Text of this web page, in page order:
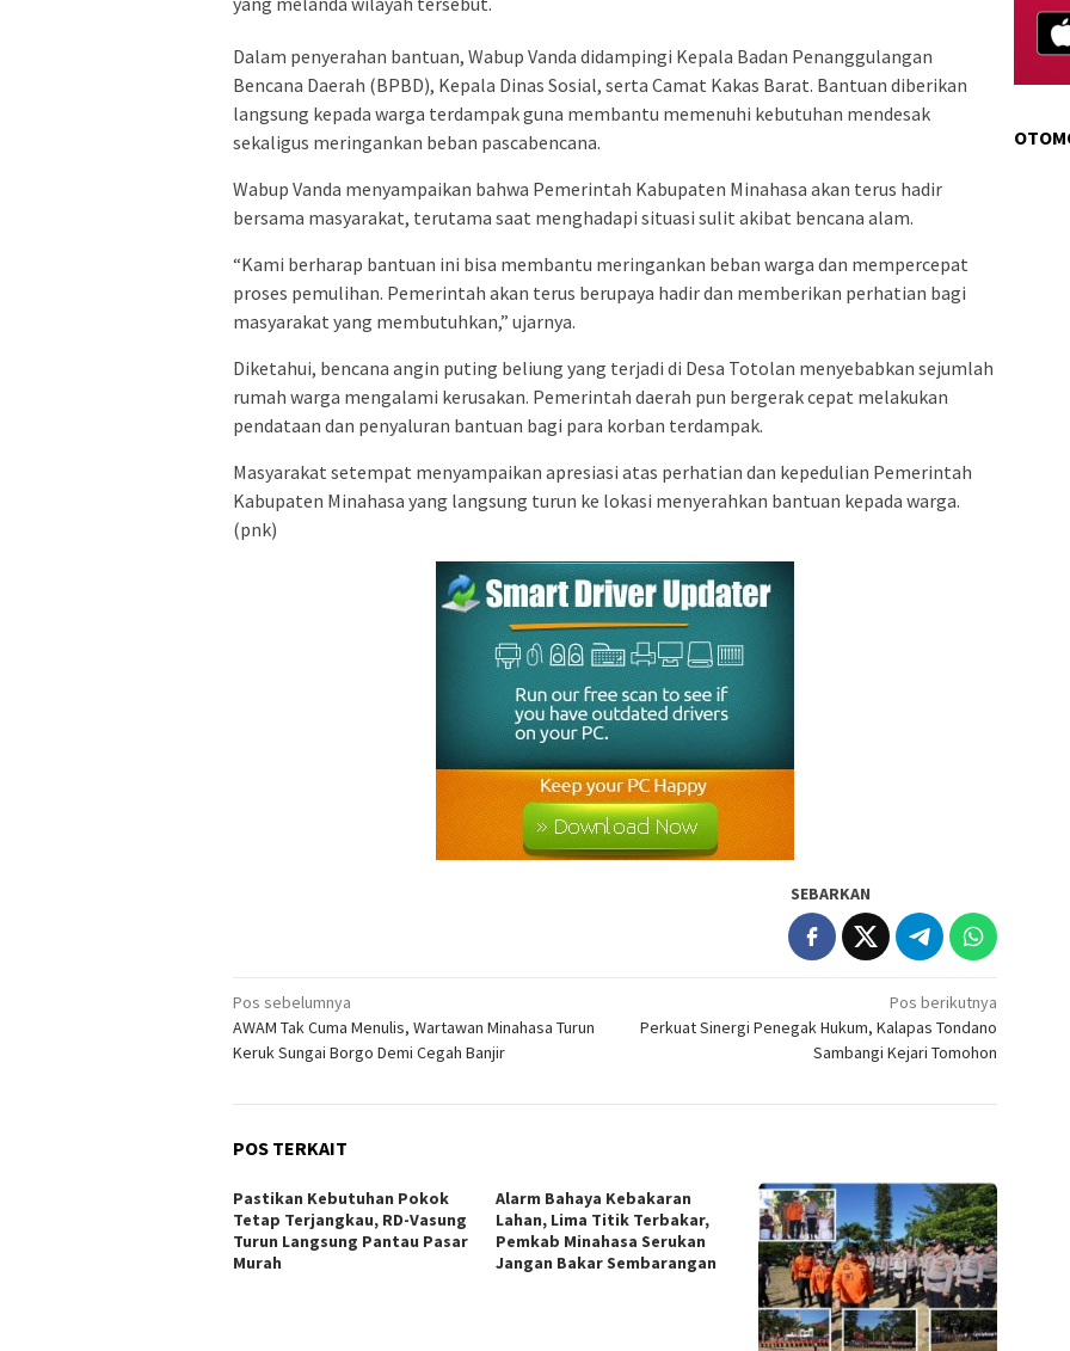
Dalam penyerahan bantuan, Wabup Vanda didampingi Kepala Badan Penanggulangan
Bencana Daerah (BPBD), Kepala Dinas Sosial, serta Camat Kakas Barat. Bantuan diberikan
langsung kepada warga terdampak guna membantu memenuhi kebutuhan mendesak
sekaligus meringankan beban pascabencana.
Wabup Vanda menyampaikan bahwa Pemerintah Kabupaten Minahasa akan terus hadir
bersama masyarakat, terutama saat menghadapi situasi sulit akibat bencana alam.
“Kami berharap bantuan ini bisa membantu meringankan beban warga dan mempercepat
proses pemulihan. Pemerintah akan terus berupaya hadir dan memberikan perhatian bagi
masyarakat yang membutuhkan,” ujarnya.
Diketahui, bencana angin puting beliung yang terjadi di Desa Totolan menyebabkan sejumlah
rumah warga mengalami kerusakan. Pemerintah daerah pun bergerak cepat melakukan
pendataan dan penyaluran bantuan bagi para korban terdampak.
Masyarakat setempat menyampaikan apresiasi atas perhatian dan kepedulian Pemerintah
Kabupaten Minahasa yang langsung turun ke lokasi menyerahkan bantuan kepada warga.
(pnk)
SEBARKAN
Navigasi
pos
Pos sebelumnya
AWAM Tak Cuma Menulis, Wartawan Minahasa Turun
Keruk Sungai Borgo Demi Cegah Banjir
Pos berikutnya
Perkuat Sinergi Penegak Hukum, Kalapas Tondano
Sambangi Kejari Tomohon
POS TERKAIT
Pastikan Kebutuhan Pokok
Tetap Terjangkau, RD-Vasung
Turun Langsung Pantau Pasar
Murah
Alarm Bahaya Kebakaran
Lahan, Lima Titik Terbakar,
Pemkab Minahasa Serukan
Jangan Bakar Sembarangan